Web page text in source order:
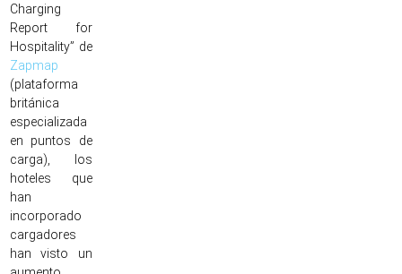
Charging
Report for
Hospitality” de
Zapmap
(plataforma
británica
especializada
en puntos de
carga), los
hoteles que
han
incorporado
cargadores
han visto un